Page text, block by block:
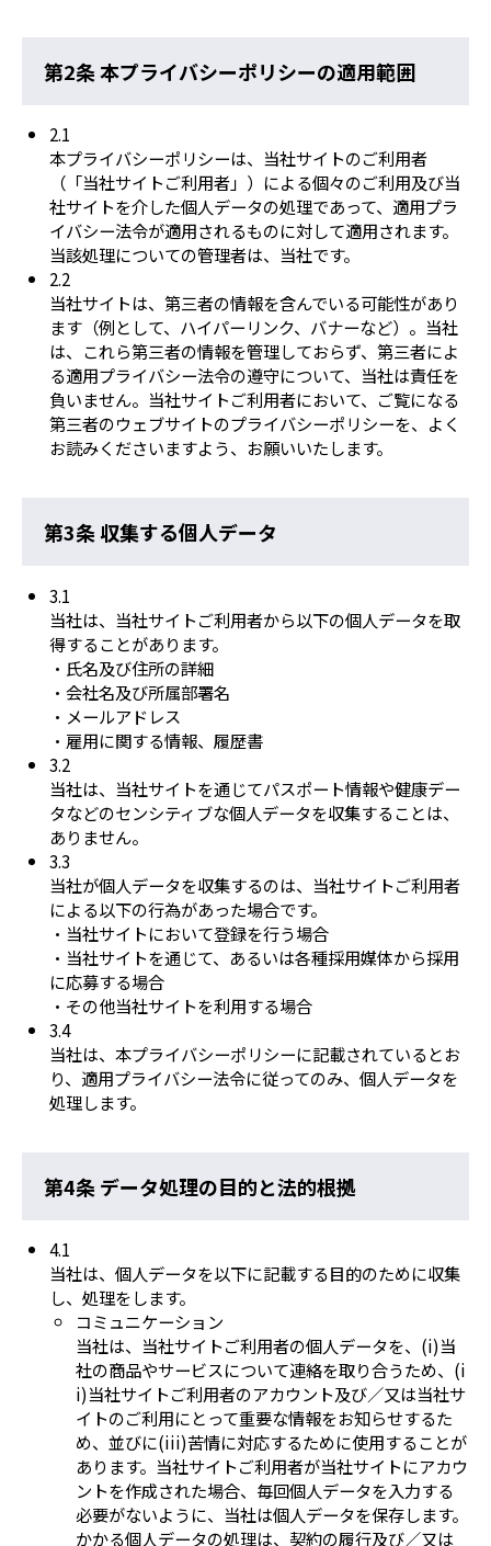
第2条 本プライバシーポリシーの適用範囲
2.1
本プライバシーポリシーは、当社サイトのご利用者
（「当社サイトご利用者」）による個々のご利用及び当
社サイトを介した個人データの処理であって、適用プラ
イバシー法令が適用されるものに対して適用されます。
当該処理についての管理者は、当社です。
2.2
当社サイトは、第三者の情報を含んでいる可能性があり
ます（例として、ハイパーリンク、バナーなど）。当社
は、これら第三者の情報を管理しておらず、第三者によ
る適用プライバシー法令の遵守について、当社は責任を
負いません。当社サイトご利用者において、ご覧になる
第三者のウェブサイトのプライバシーポリシーを、よく
お読みくださいますよう、お願いいたします。
第3条 収集する個人データ
3.1
当社は、当社サイトご利用者から以下の個人データを取
得することがあります。
・氏名及び住所の詳細
・会社名及び所属部署名
・メールアドレス
・雇用に関する情報、履歴書
3.2
当社は、当社サイトを通じてパスポート情報や健康デー
タなどのセンシティブな個人データを収集することは、
ありません。
3.3
当社が個人データを収集するのは、当社サイトご利用者
による以下の行為があった場合です。
・当社サイトにおいて登録を行う場合
・当社サイトを通じて、あるいは各種採用媒体から採用
に応募する場合
・その他当社サイトを利用する場合
3.4
当社は、本プライバシーポリシーに記載されているとお
り、適用プライバシー法令に従ってのみ、個人データを
処理します。
第4条 データ処理の目的と法的根拠
4.1
当社は、個人データを以下に記載する目的のために収集
し、処理をします。
コミュニケーション
当社は、当社サイトご利用者の個人データを、(i)当
社の商品やサービスについて連絡を取り合うため、(i
i)当社サイトご利用者のアカウント及び／又は当社サ
イトのご利用にとって重要な情報をお知らせするた
め、並びに(iii)苦情に対応するために使用することが
あります。当社サイトご利用者が当社サイトにアカウ
ントを作成された場合、毎回個人データを入力する
必要がないように、当社は個人データを保存します。
かかる個人データの処理は、契約の履行及び／又は